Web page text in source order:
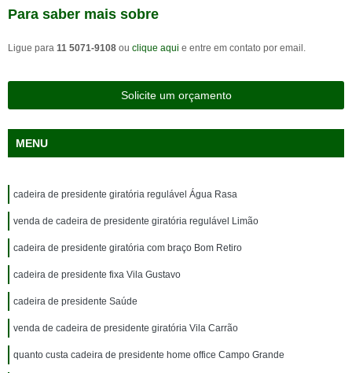
Para saber mais sobre
Ligue para 11 5071-9108 ou clique aqui e entre em contato por email.
Solicite um orçamento
MENU
cadeira de presidente giratória regulável Água Rasa
venda de cadeira de presidente giratória regulável Limão
cadeira de presidente giratória com braço Bom Retiro
cadeira de presidente fixa Vila Gustavo
cadeira de presidente Saúde
venda de cadeira de presidente giratória Vila Carrão
quanto custa cadeira de presidente home office Campo Grande